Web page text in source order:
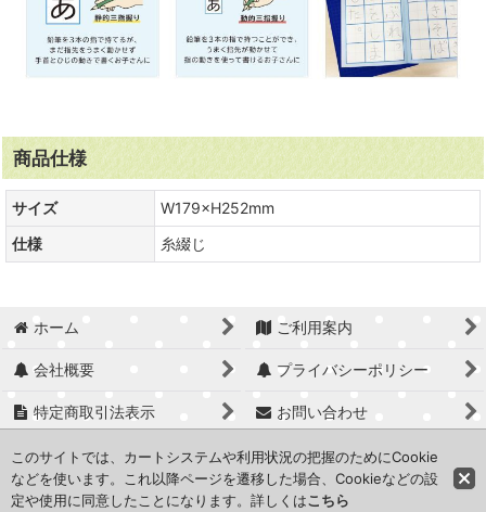
商品仕様
サイズ
W179×H252mm
仕様
糸綴じ
ホーム ご利用案内
会社概要 プライバシーポリシー
特定商取引法表示 お問い合わせ
ログイン マイページ
Copyright © Office Sunny Co.,Ltd.
このサイトでは、カートシステムや利用状況の把握のためにCookie
などを使います。これ以降ページを遷移した場合、Cookieなどの設
定や使用に同意したことになります。詳しくはこちら